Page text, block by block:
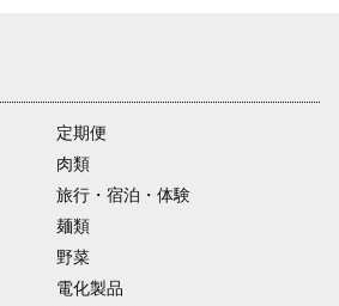
定期便
肉類
旅行・宿泊・体験
麺類
野菜
電化製品